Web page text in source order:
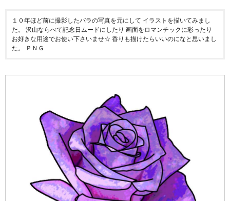
１０年ほど前に撮影したバラの写真を元にして イラストを描いてみまし
た。 沢山ならべて記念日ムードにしたり 画面をロマンチックに彩ったり
お好きな用途でお使い下さいませ☆ 香りも描けたらいいのになと思いまし
た。 ＰＮＧ